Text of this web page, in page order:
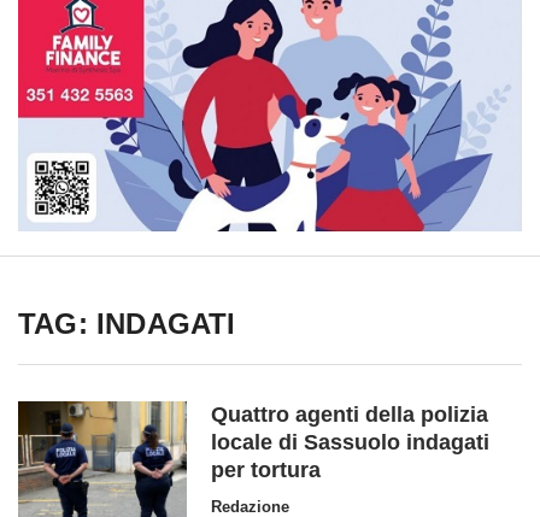
TAG: INDAGATI
Quattro agenti della polizia
locale di Sassuolo indagati
per tortura
Redazione